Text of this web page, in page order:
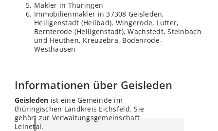
Makler in Thüringen
Immobilienmakler in 37308 Geisleden,
Heiligenstadt (Heilbad), Wingerode, Lutter,
Bernterode (Heiligenstadt), Wachstedt, Steinbach
und Heuthen, Kreuzebra, Bodenrode-
Westhausen
Informationen über Geisleden
Geisleden ist eine Gemeinde im
thüringischen Landkreis Eichsfeld. Sie
gehört zur Verwaltungsgemeinschaft
Leinetal.